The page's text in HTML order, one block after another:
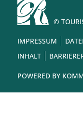
©
IMPRESSUM
INHALT
POWERED BY